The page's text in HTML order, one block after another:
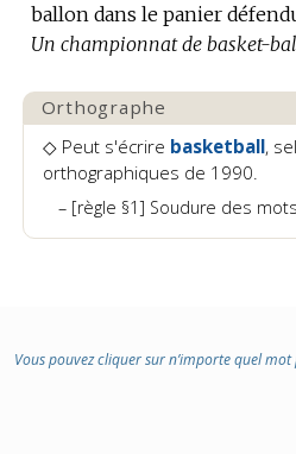
ballon dans le panier
Un championnat de basket-
Orthographe
◇ Peut s'écrire basketball,
orthographiques de 1990.
[règle §1] Soudure des
Vous pouvez cliquer sur n’importe quel